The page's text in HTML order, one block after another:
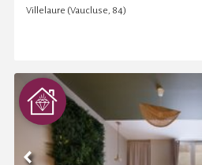
Villelaure (Vaucluse, 84)